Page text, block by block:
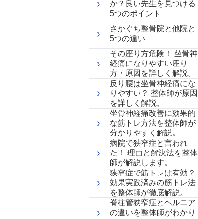
か？良い先生を見つける
5つのポイント
さかぐち整骨院と他院と
5つの違い
その座り方危険！ 坐骨神
経痛になりやすい座り
方・原因を詳しく解説。
反り腰は坐骨神経痛にな
りやすい？ 整体師が原因
を詳しく解説。
坐骨神経痛改善に効果的
な筋トレ方法を整体師が
分かりやすく解説。
病院で狭窄症と言われ
た！ 理由と解決法を整体
師が解説します。
狭窄症で筋トレは有効？
効果実践済みの筋トレ法
を整体師が徹底解説。
脊柱管狭窄症とヘルニア
の違いを整体師がわかり